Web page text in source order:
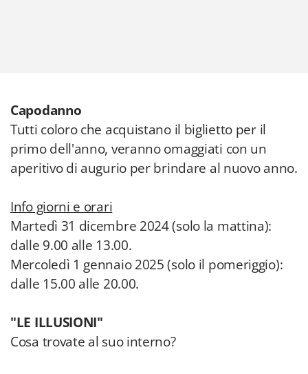
Capodanno
Tutti coloro che acquistano il biglietto per il
primo dell'anno, veranno omaggiati con un
aperitivo di augurio per brindare al nuovo anno.
Info giorni e orari
Martedì 31 dicembre 2024 (solo la mattina):
dalle 9.00 alle 13.00.
Mercoledì 1 gennaio 2025 (solo il pomeriggio):
dalle 15.00 alle 20.00.
"LE ILLUSIONI"
Cosa trovate al suo interno?